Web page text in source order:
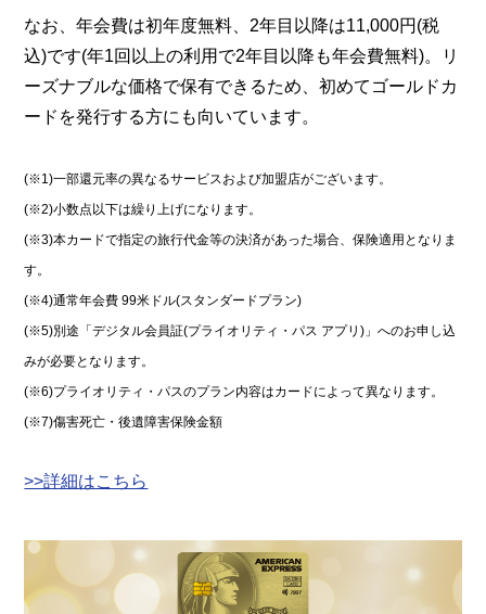
なお、年会費は初年度無料、2年目以降は11,000円(税
込)です(年1回以上の利用で2年目以降も年会費無料)。リ
ーズナブルな価格で保有できるため、初めてゴールドカ
ードを発行する方にも向いています。
(※1)一部還元率の異なるサービスおよび加盟店がございます。
(※2)小数点以下は繰り上げになります。
(※3)本カードで指定の旅行代金等の決済があった場合、保険適用となりま
す。
(※4)通常年会費 99米ドル(スタンダードプラン)
(※5)別途「デジタル会員証(プライオリティ・パス アプリ)」へのお申し込
みが必要となります。
(※6)プライオリティ・パスのプラン内容はカードによって異なります。
(※7)傷害死亡・後遺障害保険金額
>>詳細はこちら